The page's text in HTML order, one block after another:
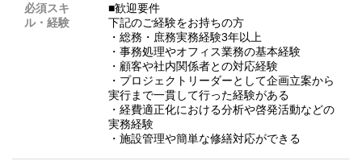
必須スキ
ル・経験
■歓迎要件
下記のご経験をお持ちの方
・総務・庶務実務経験3年以上
・事務処理やオフィス業務の基本経験
・顧客や社内関係者との対応経験
・プロジェクトリーダーとして企画立案から
実行まで一貫して行った経験がある
・経費適正化における分析や啓発活動などの
実務経験
・施設管理や簡単な修繕対応ができる